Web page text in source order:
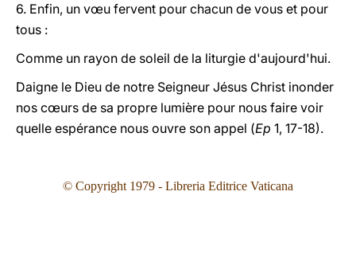
6. Enfin, un vœu fervent pour chacun de vous et pour
tous :
Comme un rayon de soleil de la liturgie d'aujourd'hui.
Daigne le Dieu de notre Seigneur Jésus Christ inonder
nos cœurs de sa propre lumière pour nous faire voir
quelle espérance nous ouvre son appel (Ep 1, 17-18).
© Copyright 1979 - Libreria Editrice Vaticana